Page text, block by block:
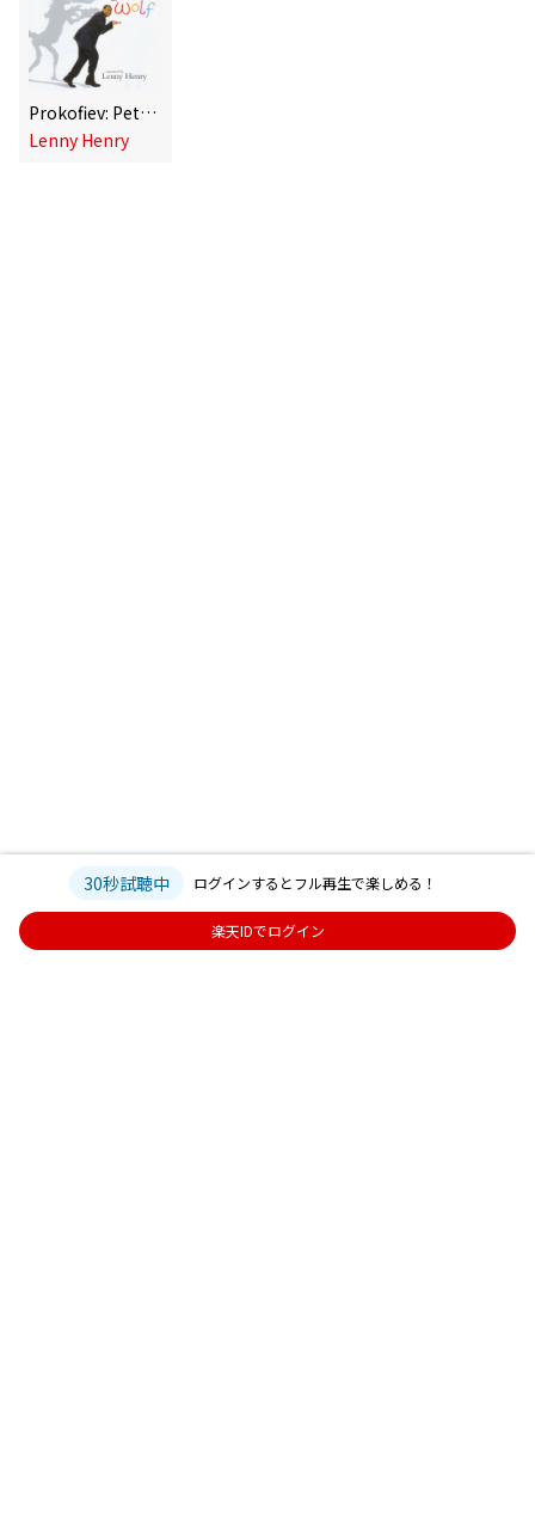
Prokofiev: Peter and the Wolf, Op. 67
Lenny Henry
30秒試聴中 ログインするとフル再生で楽しめる！
楽天IDでログイン